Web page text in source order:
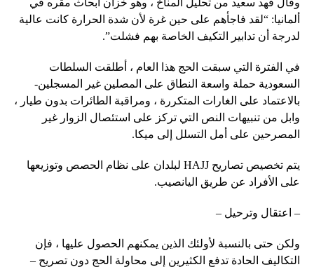
ألمانيا: “لقد فاجأهم على حين غرة لأن شدة الحرارة كانت عالية
لدرجة أن تدابير التكيف الخاصة بهم فشلت”.
في الفترة التي سبقت الحج هذا العام ، أطلقت السلطات
السعودية حملة واسعة النطاق على المصلين غير المسجلين-
بالاعتماد على الغارات المتكررة ، ومراقبة الطائرات بدون طيار ،
وابل من تنبيهات النص التي تركز على استئصال الزوار غير
المصرحين على أمل التسلل إلى ميكا.
يتم تخصيص تصاريح HAJJ لبلدان على نظام الحصص وتوزيعها
على الأفراد عن طريق اليانصيب.
– اعتقال وترحيل –
ولكن حتى بالنسبة لأولئك الذين يمكنهم الحصول عليها ، فإن
التكاليف الحادة تدفع الكثيرين إلى محاولة الحج دون تصريح –